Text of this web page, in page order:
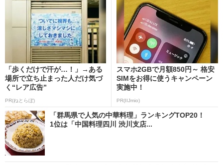
「歩くだけで汗が…！」→ある
場所で立ち止まった人だけ気づ
く“レア広告”
PR(ねとらぼ)
スマホ2GBで月額850円～ 格安
SIMをお得に使うキャンペーン
実施中！
PR(IIJmio)
「群馬県で人気の中華料理」ランキングTOP20！
1位は「中国料理四川 渋川支店...